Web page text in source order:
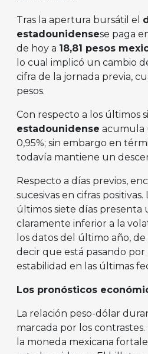
Tras la apertura bursátil el
estadounidensese paga
de hoy a 18,81 pesos
lo cual implicó un cambio
cifra de la jornada previa,
pesos.
Con respecto a los últimos
estadounidense acumula
0,95%; sin embargo en
todavía mantiene un
Respecto a días previos,
sucesivas en cifras
últimos siete días
claramente inferior a la
los datos del último año,
decir que está pasando
estabilidad en las últimas
Los pronósticos
La relación peso-dólar
marcada por los
la moneda mexicana